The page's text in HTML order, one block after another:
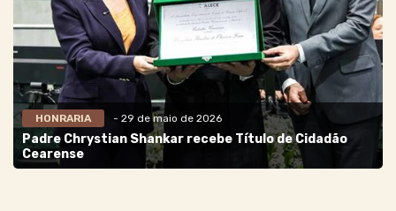
HONRARIA - 29 de maio de 2026
Padre Chrystian Shankar recebe Título de Cidadão
Cearense